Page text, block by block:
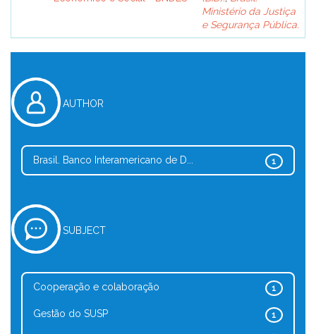
Ministério da Justiça
e Segurança Pública.
AUTHOR
1
Brasil. Banco Interamericano de D...
SUBJECT
1
Cooperação e colaboração
1
Gestão do SUSP